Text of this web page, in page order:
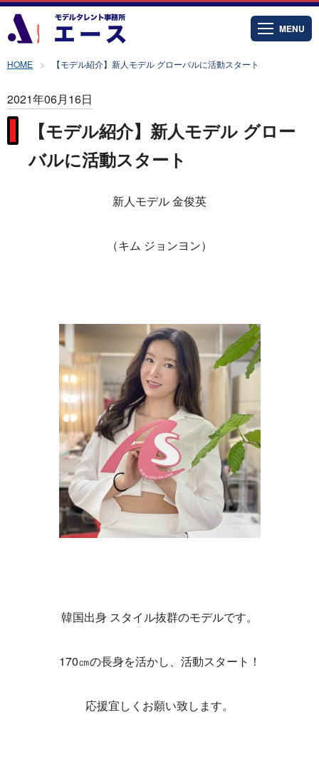
MENU
HOME 【モデル紹介】新人モデル グローバルに活動スタート
2021年06月16日
【モデル紹介】新人モデル グロー
バルに活動スタート
新人モデル 金俊英
（キム ジョンヨン）
韓国出身 スタイル抜群のモデルです。
170㎝の長身を活かし、活動スタート！
応援宜しくお願い致します。